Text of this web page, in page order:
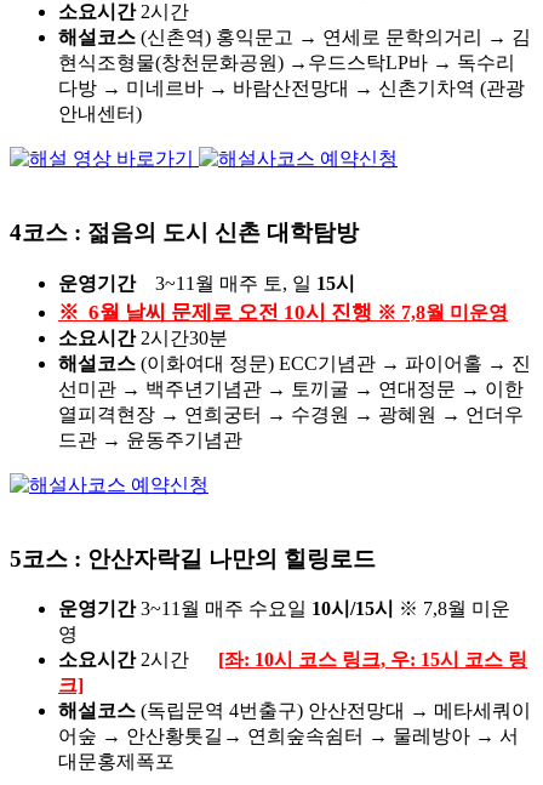
소요시간2시간
해설코스 (신촌역) 홍익문고 → 연세로 문학의거리 → 김
현식조형물(창천문화공원) →우드스탁LP바 → 독수리
다방 → 미네르바 → 바람산전망대 → 신촌기차역 (관광
안내센터)
4코스 : 젊음의 도시 신촌 대학탐방
운영기간 3~11월 매주 토, 일 15시
※ 6월 날씨 문제로 오전 10시 진행 ※ 7,8월 미운영
소요시간 2시간30분
해설코스 (이화여대 정문) ECC기념관 → 파이어홀 → 진
선미관 → 백주년기념관 → 토끼굴 → 연대정문 → 이한
열피격현장 → 연희궁터 → 수경원 → 광혜원 → 언더우
드관 → 윤동주기념관
5코스 : 안산자락길 나만의 힐링로드
운영기간3~11월 매주 수요일 10시/15시
※ 7,8월 미운
영
소요시간 2시간 [좌: 10시 코스 링크, 우: 15시 코스 링
크]
해설코스 (독립문역 4번출구) 안산전망대 → 메타세쿼이
어숲 → 안산황톳길→ 연희숲속쉼터 → 물레방아 → 서
대문홍제폭포